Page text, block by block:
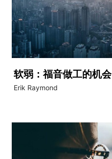
软弱：福音做工的机会
Erik Raymond